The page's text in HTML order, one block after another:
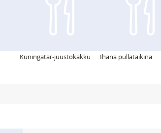
Kuningatar-juustokakku Ihana pullataikina